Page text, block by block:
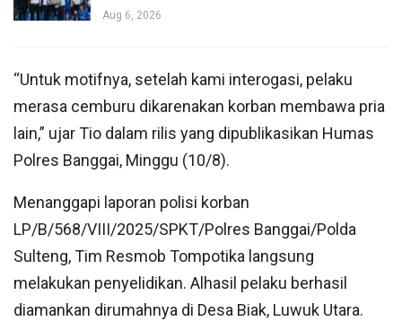
Aug 6, 2026
“Untuk motifnya, setelah kami interogasi, pelaku
merasa cemburu dikarenakan korban membawa pria
lain,” ujar Tio dalam rilis yang dipublikasikan Humas
Polres Banggai, Minggu (10/8).
Menanggapi laporan polisi korban
LP/B/568/VIII/2025/SPKT/Polres Banggai/Polda
Sulteng, Tim Resmob Tompotika langsung
melakukan penyelidikan. Alhasil pelaku berhasil
diamankan dirumahnya di Desa Biak, Luwuk Utara.